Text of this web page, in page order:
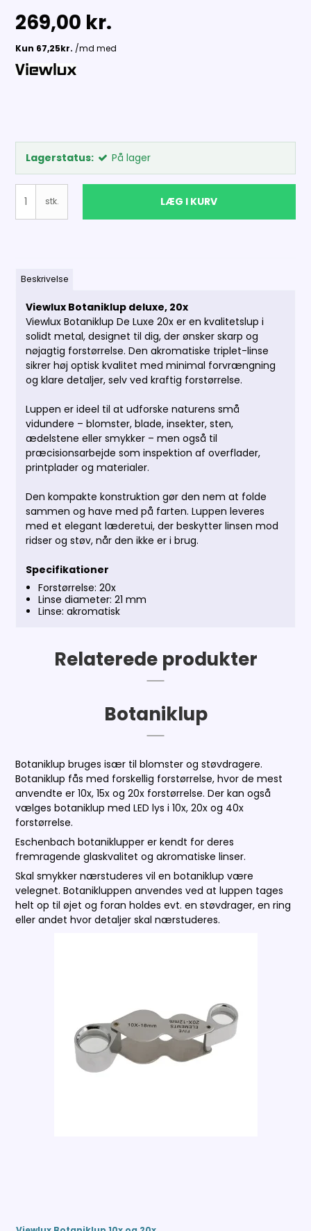
269,00 kr.
Lagerstatus: På lager
stk. LÆG I KURV
Beskrivelse
Viewlux Botaniklup deluxe, 20x
Viewlux Botaniklup De Luxe 20x er en kvalitetslup i
solidt metal, designet til dig, der ønsker skarp og
nøjagtig forstørrelse. Den akromatiske triplet-linse
sikrer høj optisk kvalitet med minimal forvrængning
og klare detaljer, selv ved kraftig forstørrelse.
Luppen er ideel til at udforske naturens små
vidundere – blomster, blade, insekter, sten,
ædelstene eller smykker – men også til
præcisionsarbejde som inspektion af overflader,
printplader og materialer.
Den kompakte konstruktion gør den nem at folde
sammen og have med på farten. Luppen leveres
med et elegant læderetui, der beskytter linsen mod
ridser og støv, når den ikke er i brug.
Specifikationer
Forstørrelse: 20x
Linse diameter: 21 mm
Linse: akromatisk
Relaterede produkter
Botaniklup
Botaniklup bruges især til blomster og støvdragere.
Botaniklup fås med forskellig forstørrelse, hvor de mest
anvendte er 10x, 15x og 20x forstørrelse. Der kan også
vælges botaniklup med LED lys i 10x, 20x og 40x
forstørrelse.
Eschenbach botaniklupper er kendt for deres
fremragende glaskvalitet og akromatiske linser.
Skal smykker nærstuderes vil en botaniklup være
velegnet. Botanikluppen anvendes ved at luppen tages
helt op til øjet og foran holdes evt. en støvdrager, en ring
eller andet hvor detaljer skal nærstuderes.